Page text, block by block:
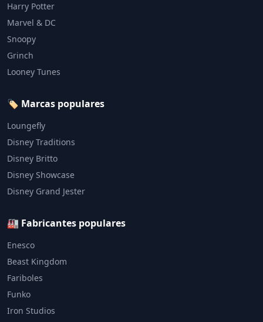
Harry Potter
Marvel & DC
Snoopy
Grinch
Looney Tunes
🏷️ Marcas populares
Loungefly
Disney Traditions
Disney Britto
Disney Showcase
Disney Grand Jester
🏭 Fabricantes populares
Enesco
Beast Kingdom
Fariboles
Funko
Iron Studios